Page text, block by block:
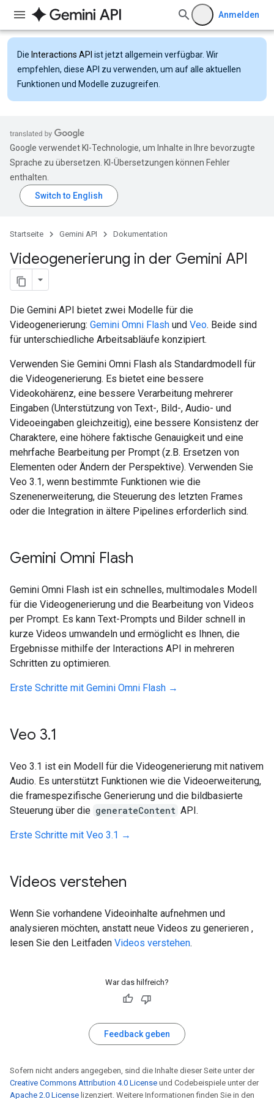
Anmelden
Die Interactions API ist jetzt allgemein verfügbar. Wir
empfehlen, diese API zu verwenden, um auf alle aktuellen
Funktionen und Modelle zuzugreifen.
Google verwendet KI-Technologie, um Inhalte in Ihre bevorzugte
Sprache zu übersetzen. KI-Übersetzungen können Fehler
enthalten.
Startseite Gemini API Dokumentation
Videogenerierung in der Gemini API
Die Gemini API bietet zwei Modelle für die
Videogenerierung: Gemini Omni Flash und Veo. Beide sind
für unterschiedliche Arbeitsabläufe konzipiert.
Verwenden Sie Gemini Omni Flash als Standardmodell für
die Videogenerierung. Es bietet eine bessere
Videokohärenz, eine bessere Verarbeitung mehrerer
Eingaben (Unterstützung von Text-, Bild-, Audio- und
Videoeingaben gleichzeitig), eine bessere Konsistenz der
Charaktere, eine höhere faktische Genauigkeit und eine
mehrfache Bearbeitung per Prompt (z.B. Ersetzen von
Elementen oder Ändern der Perspektive). Verwenden Sie
Veo 3.1, wenn bestimmte Funktionen wie die
Szenenerweiterung, die Steuerung des letzten Frames
oder die Integration in ältere Pipelines erforderlich sind.
Gemini Omni Flash
Gemini Omni Flash ist ein schnelles, multimodales Modell
für die Videogenerierung und die Bearbeitung von Videos
per Prompt. Es kann Text-Prompts und Bilder schnell in
kurze Videos umwandeln und ermöglicht es Ihnen, die
Ergebnisse mithilfe der Interactions API in mehreren
Schritten zu optimieren.
Erste Schritte mit Gemini Omni Flash →
Veo 3.1
Veo 3.1 ist ein Modell für die Videogenerierung mit nativem
Audio. Es unterstützt Funktionen wie die Videoerweiterung,
die framespezifische Generierung und die bildbasierte
Steuerung über die generateContent API.
Erste Schritte mit Veo 3.1 →
Videos verstehen
Wenn Sie vorhandene Videoinhalte aufnehmen und
analysieren möchten, anstatt neue Videos zu generieren ,
lesen Sie den Leitfaden Videos verstehen.
War das hilfreich?
Feedback geben
Sofern nicht anders angegeben, sind die Inhalte dieser Seite unter der
Creative Commons Attribution 4.0 License und Codebeispiele unter der
Apache 2.0 License lizenziert. Weitere Informationen finden Sie in den